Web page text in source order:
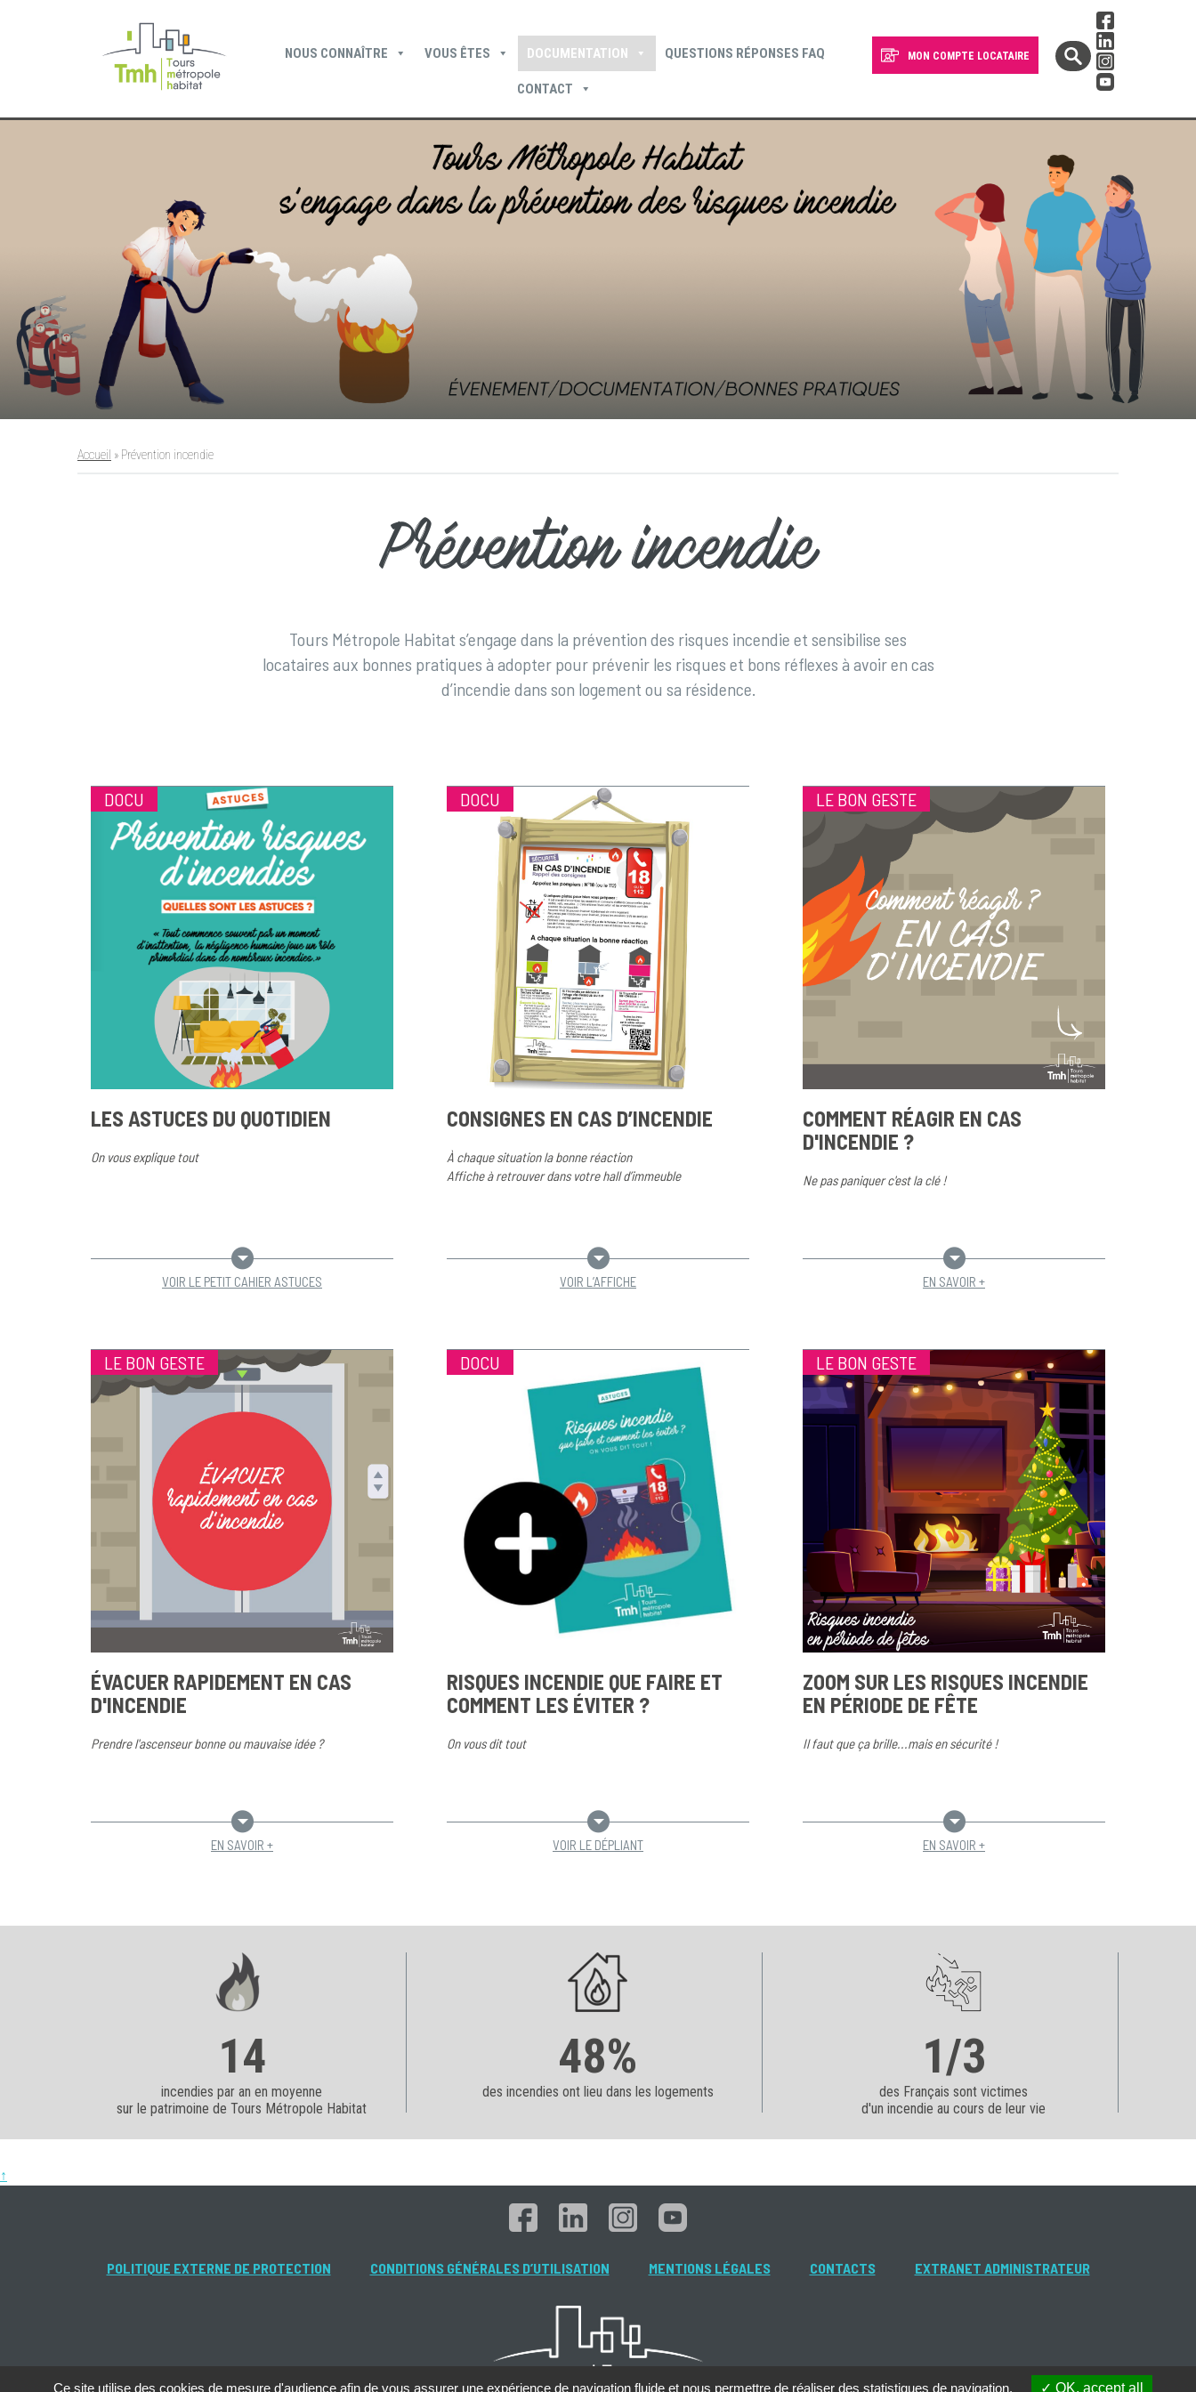
NOUS CONNAÎTRE VOUS ÊTES DOCUMENTATION QUESTIONS RÉPONSES FAQ
CONTACT
MON COMPTE LOCATAIRE
Devenir locataire Devenir propriétaire Je suis locataire
Accueil » Prévention incendie
Prévention incendie
Tours Métropole Habitat s’engage dans la prévention des risques incendie et sensibilise ses
locataires aux bonnes pratiques à adopter pour prévenir les risques et bons réflexes à avoir en cas
d’incendie dans son logement ou sa résidence.
DOCU
LES ASTUCES DU QUOTIDIEN
On vous explique tout
VOIR LE PETIT CAHIER ASTUCES
DOCU
CONSIGNES EN CAS D’INCENDIE
À chaque situation la bonne réaction
Affiche à retrouver dans votre hall d’immeuble
VOIR L’AFFICHE
LE BON GESTE
COMMENT RÉAGIR EN CAS
D'INCENDIE ?
Ne pas paniquer c'est la clé !
EN SAVOIR +
LE BON GESTE
ÉVACUER RAPIDEMENT EN CAS
D'INCENDIE
Prendre l'ascenseur bonne ou mauvaise idée ?
EN SAVOIR +
DOCU
RISQUES INCENDIE QUE FAIRE ET
COMMENT LES ÉVITER ?
On vous dit tout
VOIR LE DÉPLIANT
LE BON GESTE
ZOOM SUR LES RISQUES INCENDIE
EN PÉRIODE DE FÊTE
Il faut que ça brille...mais en sécurité !
EN SAVOIR +
14
incendies par an en moyenne
sur le patrimoine de Tours Métropole Habitat
48%
des incendies ont lieu dans les logements
1/3
des Français sont victimes
d'un incendie au cours de leur vie
↑
POLITIQUE EXTERNE DE PROTECTION CONDITIONS GÉNÉRALES D’UTILISATION MENTIONS LÉGALES CONTACTS EXTRANET ADMINISTRATEUR
Ce site utilise des cookies de mesure d'audience afin de vous assurer une expérience de navigation fluide et nous permettre de réaliser des statistiques de navigation. OK, accept all